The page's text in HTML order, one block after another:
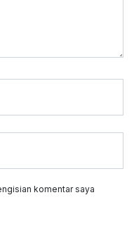
komentar saya